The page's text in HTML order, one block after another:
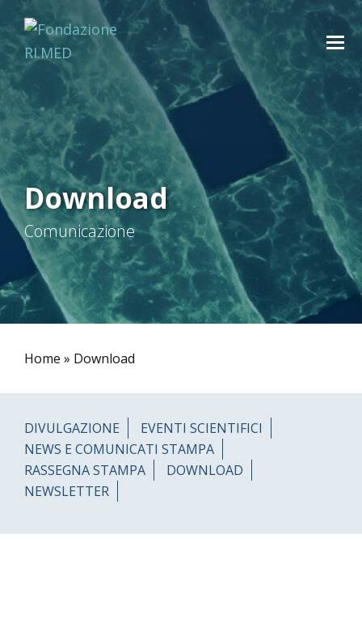
Download
Comunicazione
Home » Download
DIVULGAZIONE
EVENTI SCIENTIFICI
NEWS E COMUNICATI STAMPA
RASSEGNA STAMPA
DOWNLOAD
NEWSLETTER